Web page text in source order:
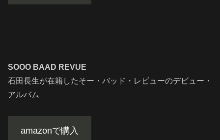
SOOO BAAD REVUE
石田長生が在籍したそー・バッド・レビューのデビュー・
アルバム
amazonで購入